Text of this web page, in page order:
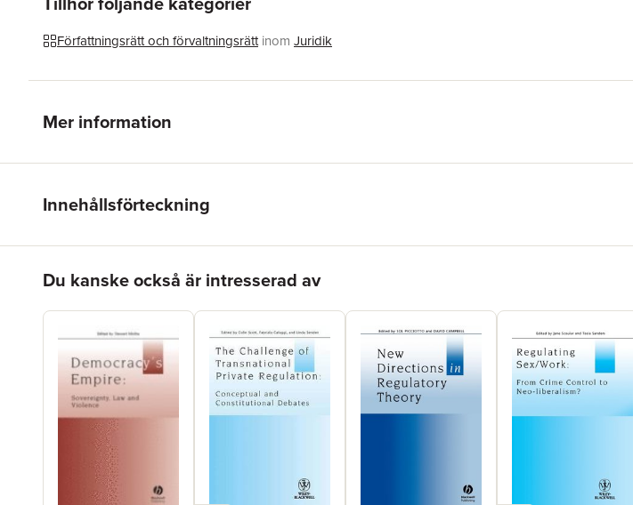
Författningsrätt och förvaltningsrätt inom Juridik
Mer information
Innehållsförteckning
Du kanske också är intresserad av